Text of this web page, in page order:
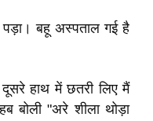
पड़ा। बहू अस्पताल गई है
हाथ में छतरी लिए मैं
बोली "अरे शीला थोड़ा